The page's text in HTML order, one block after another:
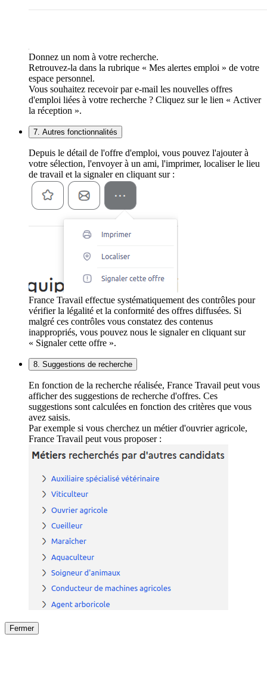
Donnez un nom à votre recherche.
Retrouvez-la dans la rubrique « Mes alertes emploi » de votre
espace personnel.
Vous souhaitez recevoir par e-mail les nouvelles offres
d'emploi liées à votre recherche ? Cliquez sur le lien « Activer
la réception ».
7. Autres fonctionnalités
Depuis le détail de l'offre d'emploi, vous pouvez l'ajouter à
votre sélection, l'envoyer à un ami, l'imprimer, localiser le lieu
de travail et la signaler en cliquant sur :
France Travail effectue systématiquement des contrôles pour
vérifier la légalité et la conformité des offres diffusées. Si
malgré ces contrôles vous constatez des contenus
inappropriés, vous pouvez nous le signaler en cliquant sur
« Signaler cette offre ».
8. Suggestions de recherche
En fonction de la recherche réalisée, France Travail peut vous
afficher des suggestions de recherche d'offres. Ces
suggestions sont calculées en fonction des critères que vous
avez saisis.
Par exemple si vous cherchez un métier d'ouvrier agricole,
France Travail peut vous proposer :
Fermer